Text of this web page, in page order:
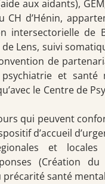
aux aidants),
CH d’Hénin,
intersectorielle de
de Lens, suivi
de
et santé
le Centre de
qui peuvent
d’accueil
et locales
(Création du
précarité santé